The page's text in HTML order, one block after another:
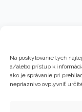
Na poskytovanie tých
a/alebo prístup k
ako je správanie pri
nepriaznivo ovplyvniť